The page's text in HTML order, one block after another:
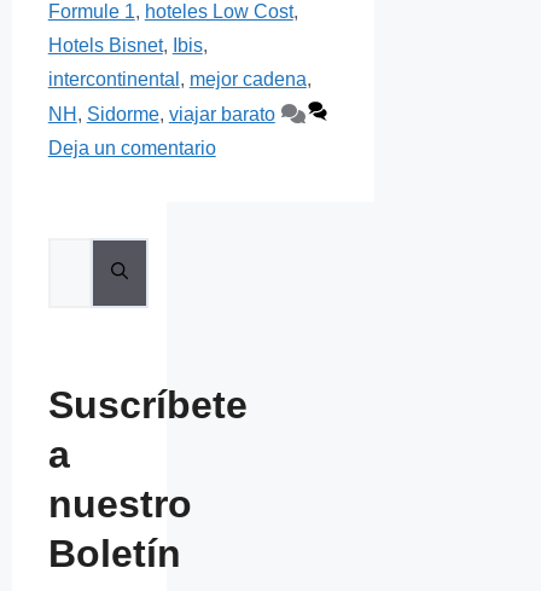
Formule 1, hoteles Low Cost,
Hotels Bisnet, Ibis,
intercontinental , mejor cadena,
NH , Sidorme, viajar barato
Deja un comentario
Suscríbete
a
nuestro
Boletín